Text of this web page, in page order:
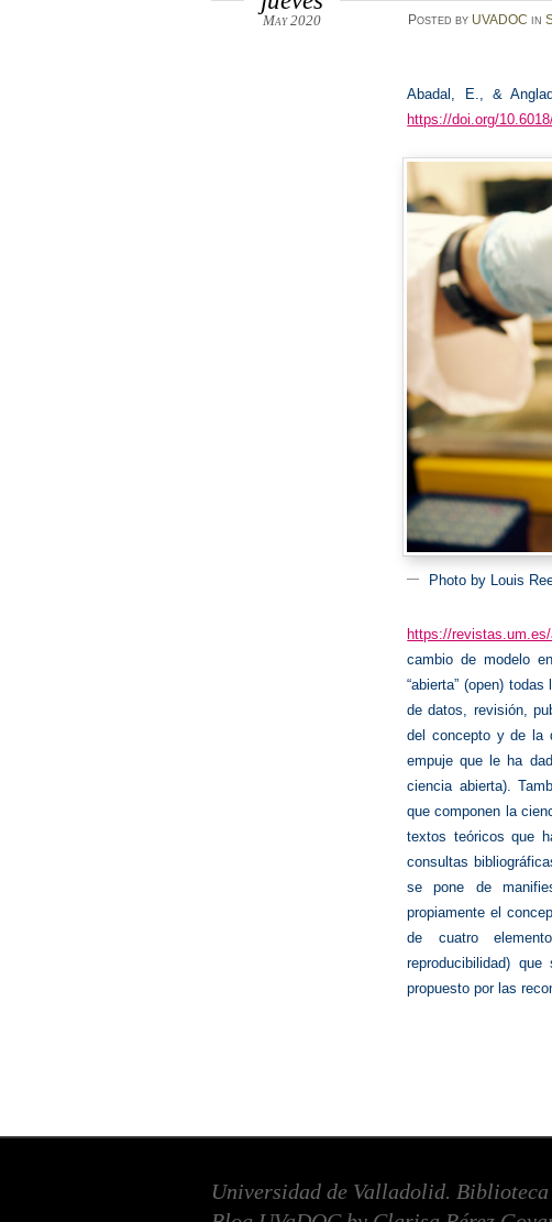
May 2020 Posted by UVADOC in
Abadal, E., &
https://doi.org/
Photo by Louis
https://
cambio de modelo
“abierta” (open)
de datos, revisión,
del concepto y de la
empuje que le ha
ciencia abierta).
que componen la
textos teóricos que
consultas
se pone de
propiamente el
de cuatro
reproducibilidad)
propuesto por las
Universidad de Valladolid.